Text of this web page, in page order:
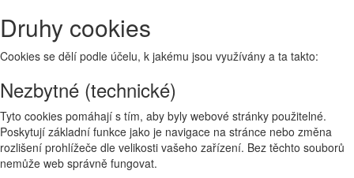
Druhy cookies
Cookies se dělí podle účelu, k jakému jsou využívány a ta takto:
Nezbytné (technické)
Tyto cookies pomáhají s tím, aby byly webové stránky použitelné.
Poskytují základní funkce jako je navigace na stránce nebo změna
rozlišení prohlížeče dle velikosti vašeho zařízení. Bez těchto souborů
nemůže web správně fungovat.